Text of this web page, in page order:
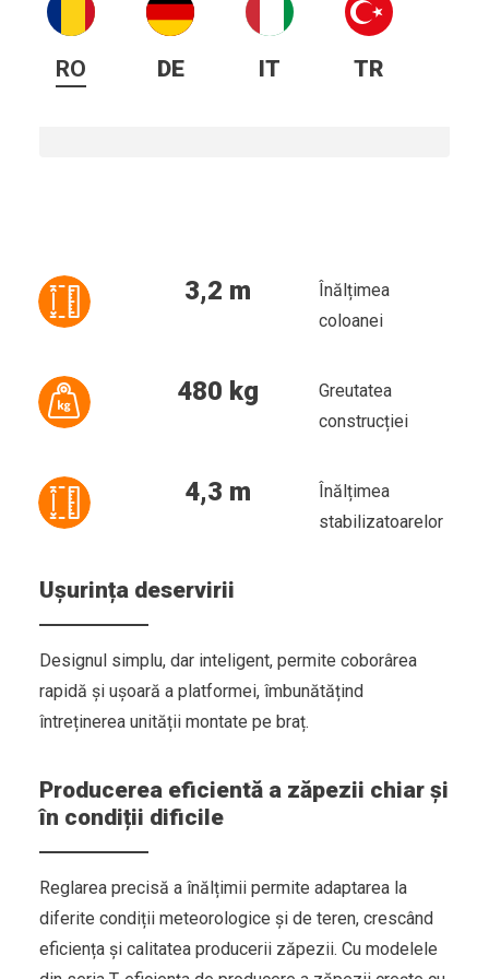
RO DE IT TR
3,2 m
Înălțimea
coloanei
480 kg
Greutatea
construcției
4,3 m
Înălțimea
stabilizatoarelor
Ușurința deservirii
Designul simplu, dar inteligent, permite coborârea
rapidă și ușoară a platformei, îmbunătățind
întreținerea unității montate pe braț.
Producerea eficientă a zăpezii chiar și
în condiții dificile
Reglarea precisă a înălțimii permite adaptarea la
diferite condiții meteorologice și de teren, crescând
eficiența și calitatea producerii zăpezii. Cu modelele